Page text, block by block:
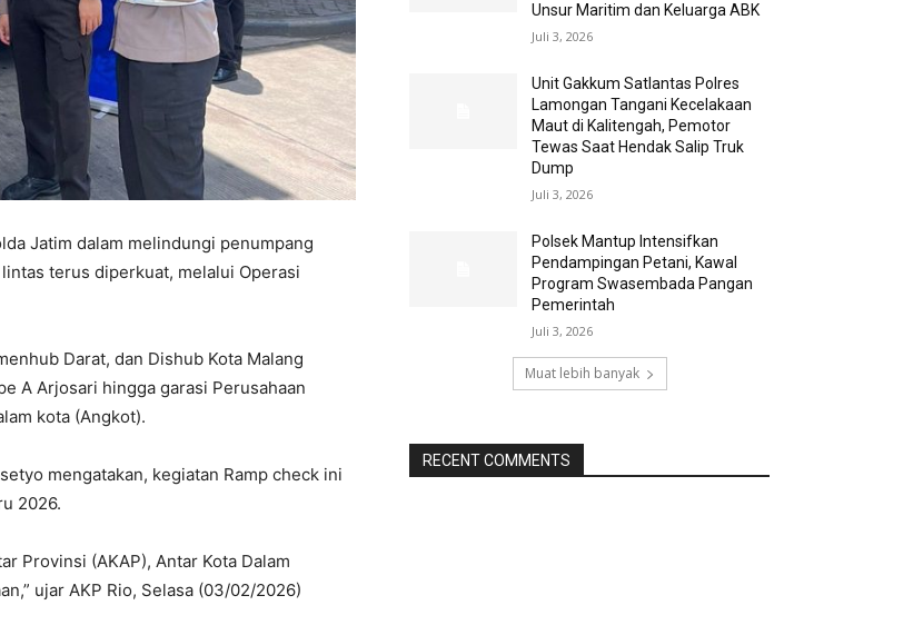
Jatim dalam melindungi penumpang
terus diperkuat, melalui Operasi
Darat, dan Dishub Kota Malang
A Arjosari hingga garasi Perusahaan
kota (Angkot).
mengatakan, kegiatan Ramp check ini
2026.
Provinsi (AKAP), Antar Kota Dalam
ujar AKP Rio, Selasa (03/02/2026)
Unsur Maritim dan Keluarga ABK
Juli 3, 2026
Unit Gakkum Satlantas Polres
Lamongan Tangani Kecelakaan
Maut di Kalitengah, Pemotor
Tewas Saat Hendak Salip Truk
Dump
Juli 3, 2026
Polsek Mantup Intensifkan
Pendampingan Petani, Kawal
Program Swasembada Pangan
Pemerintah
Juli 3, 2026
Muat lebih banyak
RECENT COMMENTS